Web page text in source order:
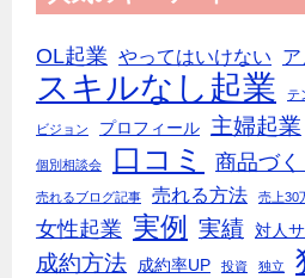
OL起業 やってはいけない
スキルなし起業 テ
ビジョン プロフィール 主婦起業
個別相談会 口コミ 商品づく
売れるブログ記事 売れる方法 売上30
女性起業 実例 実績 対人
成約方法 成約率UP 投資 独立